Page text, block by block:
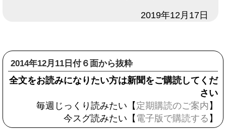
2019年12月17日
2014年12月11日付６面から抜粋
全文をお読みになりたい方は新聞をご購読してくだ
さい
毎週じっくり読みたい【 定期購読のご案内 】
今スグ読みたい【 電子版で購読する 】